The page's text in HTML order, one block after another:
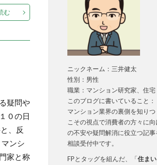
む
疑問や
０の日
、反
ンシ
家と称
ニックネーム：三井健太
性別：男性
職業：マンション研究家、住
このブログに書いていること：
マンション業界の裏側を知り
こその視点で消費者の方々に
の不安や疑問解消に役立つ記
相談受付中です。
FPとタッグを組んだ、「住ま